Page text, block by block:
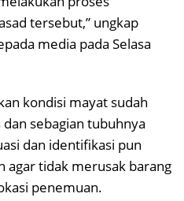
tersebut,” ungkap
media pada Selasa
kondisi mayat sudah
sebagian tubuhnya
dan identifikasi pun
agar tidak merusak barang
penemuan.